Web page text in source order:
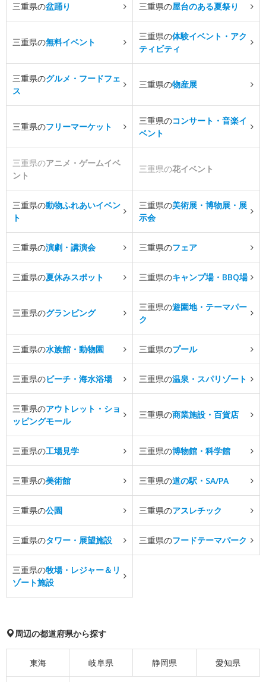
三重県の盆踊り 三重県の屋台のある夏祭り
三重県の無料イベント
三重県の体験イベント・アク
ティビティ
三重県のグルメ・フードフェ
ス
三重県の物産展
三重県のフリーマーケット
三重県のコンサート・音楽イ
ベント
三重県のアニメ・ゲームイベ
ント
三重県の花イベント
三重県の動物ふれあいイベン
ト
三重県の美術展・博物展・展
示会
三重県の演劇・講演会 三重県のフェア
三重県の夏休みスポット 三重県のキャンプ場・BBQ場
三重県のグランピング
三重県の遊園地・テーマパー
ク
三重県の水族館・動物園 三重県のプール
三重県のビーチ・海水浴場 三重県の温泉・スパリゾート
三重県のアウトレット・ショ
ッピングモール
三重県の商業施設・百貨店
三重県の工場見学 三重県の博物館・科学館
三重県の美術館 三重県の道の駅・SA/PA
三重県の公園 三重県のアスレチック
三重県のタワー・展望施設 三重県のフードテーマパーク
三重県の牧場・レジャー＆リ
ゾート施設
周辺の都道府県から探す
東海 岐阜県 静岡県 愛知県